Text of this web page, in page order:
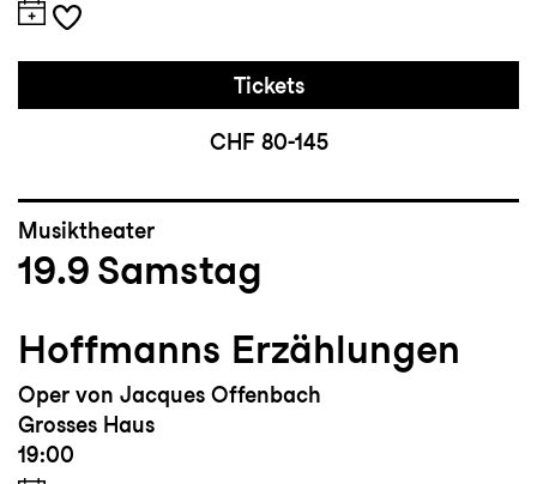
Tickets
CHF 80-145
Musiktheater
19.9 Samstag
Hoffmanns Erzählungen
Oper von Jacques Offenbach
Grosses Haus
19:00